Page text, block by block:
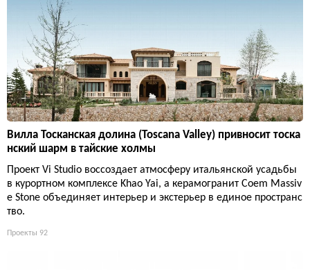
Вилла Тосканская долина (Toscana Valley) привносит тоска
нский шарм в тайские холмы
Проект Vi Studio воссоздает атмосферу итальянской усадьбы
в курортном комплексе Khao Yai, а керамогранит Coem Massiv
e Stone объединяет интерьер и экстерьер в единое пространс
тво.
Проекты 92